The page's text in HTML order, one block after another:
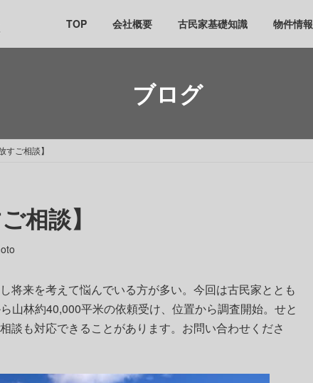
TOP 会社概要 古民家基礎知識 物件情報
ブログ
すご相談】
相談】
将来を考えて悩んでいる方が多い。今回は古民家ととも
山林約40,000平米の依頼受け、位置から調査開始。せと
談も対応できることがあります。お問い合わせくださ